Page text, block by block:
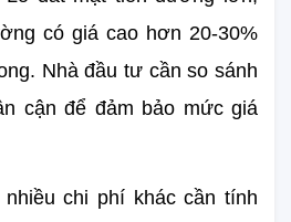
có giá cao hơn 20-30%
Nhà đầu tư cần so sánh
cận để đảm bảo mức giá
chi phí khác cần tính